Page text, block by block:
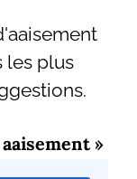
les plus
»